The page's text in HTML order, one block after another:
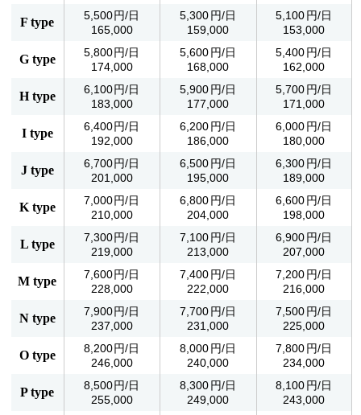
F type
5,500
165,000
5,300
159,000
5,100
153,000
G type
5,800
174,000
5,600
168,000
5,400
162,000
H type
6,100
183,000
5,900
177,000
5,700
171,000
I type
6,400
192,000
6,200
186,000
6,000
180,000
J type
6,700
201,000
6,500
195,000
6,300
189,000
K type
7,000
210,000
6,800
204,000
6,600
198,000
L type
7,300
219,000
7,100
213,000
6,900
207,000
M type
7,600
228,000
7,400
222,000
7,200
216,000
N type
7,900
237,000
7,700
231,000
7,500
225,000
O type
8,200
246,000
8,000
240,000
7,800
234,000
P type
8,500
255,000
8,300
249,000
8,100
243,000